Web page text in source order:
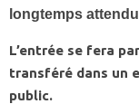
longtemps
L’entrée se fera
transféré dans un
public.